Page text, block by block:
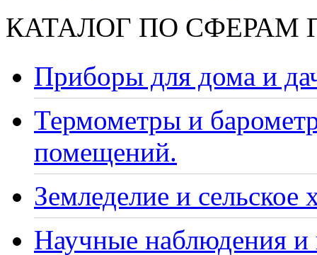
КАТАЛОГ ПО СФЕРАМ
Приборы для дома и
Термометры и
помещений.
Земледелие и сельское
Научные наблюдения и